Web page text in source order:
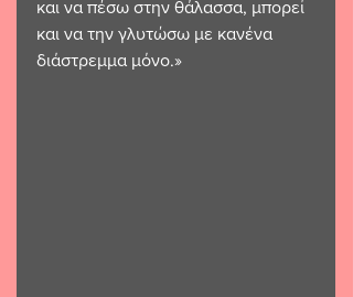
και να πέσω στην θάλασσα, μπορεί
και να την γλυτώσω με κανένα
διάστρεμμα μόνο.»